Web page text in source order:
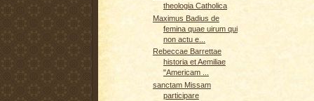
theologia Catholica
Maximus Badius de
femina quae uirum qui
non actu e...
Rebeccae Barrettae
historia et Aemiliae
"Americam ...
sanctam Missam
participare